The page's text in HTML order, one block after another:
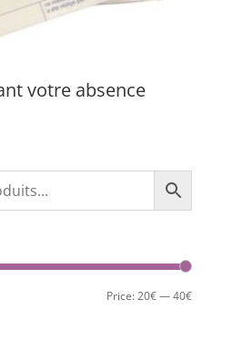
votre absence
Min
Max
Price:20€—40€